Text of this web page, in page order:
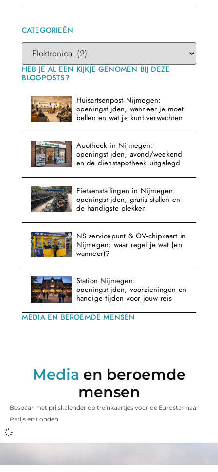
CATEGORIEËN
HEB JE AL EEN KIJKJE GENOMEN BIJ DEZE
BLOGPOSTS?
Huisartsenpost Nijmegen:
openingstijden, wanneer je moet
bellen en wat je kunt verwachten
Apotheek in Nijmegen:
openingstijden, avond/weekend
en de dienstapotheek uitgelegd
Fietsenstallingen in Nijmegen:
openingstijden, gratis stallen en
de handigste plekken
NS servicepunt & OV-chipkaart in
Nijmegen: waar regel je wat (en
wanneer)?
Station Nijmegen:
openingstijden, voorzieningen en
handige tijden voor jouw reis
MEDIA EN BEROEMDE MENSEN
Media en beroemde
mensen
Bespaar met prijskalender op treinkaartjes voor de Eurostar naar
Parijs en Londen